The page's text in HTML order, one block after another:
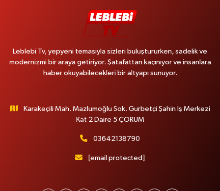
Leblebi Tv, yepyeni temasıyla sizleri buluştururken, sadelik ve
modernizmi bir araya getiriyor. Şatafattan kaçınıyor ve insanlara
haber okuyabilecekleri bir altyapı sunuyor.
Karakeçili Mah. Mazlumoğlu Sok. Gurbetçi Şahin İş Merkezi
Kat 2 Daire 5 ÇORUM
03642138790
[email protected]